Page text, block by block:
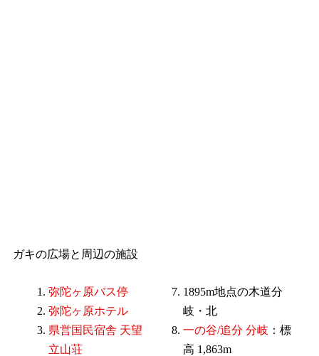
ガキの広場と周辺の施設
弥陀ヶ原バス停
弥陀ヶ原ホテル
県営国民宿舎 天望
立山荘
1895m地点の木道分
岐・北
一の谷/追分 分岐 ：標
高 1,863m